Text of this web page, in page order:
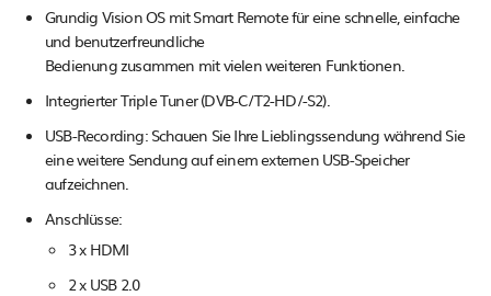
Grundig Vision OS mit Smart Remote für eine schnelle, einfache
und benutzerfreundliche
Bedienung zusammen mit vielen weiteren Funktionen.
Integrierter Triple Tuner (DVB-C/T2-HD/-S2).
USB-Recording: Schauen Sie Ihre Lieblingssendung während Sie
eine weitere Sendung auf einem externen USB-Speicher
aufzeichnen.
Anschlüsse:
3 x HDMI
2 x USB 2.0